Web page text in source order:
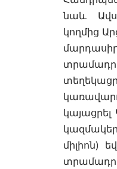
նաև
կողմից
միլիոն)